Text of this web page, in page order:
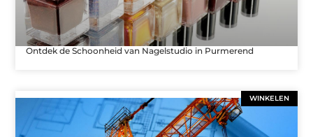
Ontdek de Schoonheid van Nagelstudio in Purmerend
WINKELEN